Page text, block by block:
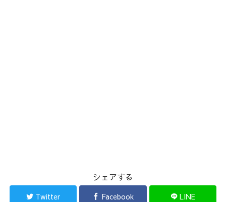
シェアする
Twitter Facebook LINE